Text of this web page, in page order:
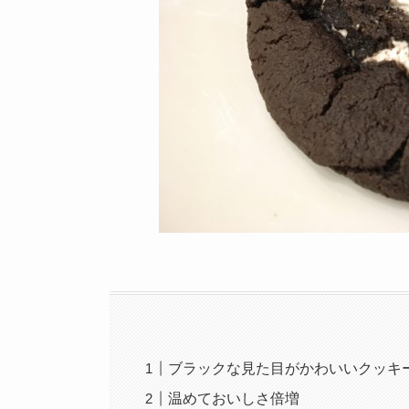
ブラックな見た目がかわいいクッキ
温めておいしさ倍増